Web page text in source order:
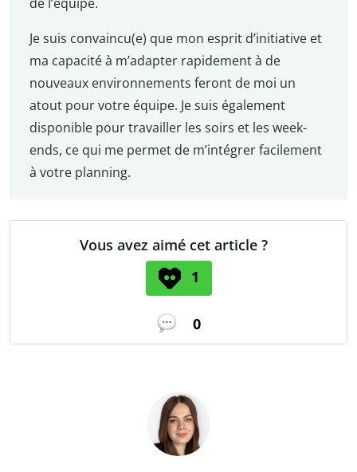
Je suis convaincu(e) que mon esprit d’initiative et
ma capacité à m’adapter rapidement à de
nouveaux environnements feront de moi un
atout pour votre équipe. Je suis également
disponible pour travailler les soirs et les week-
ends, ce qui me permet de m’intégrer facilement
à votre planning.
Vous avez aimé cet article ?
1
0